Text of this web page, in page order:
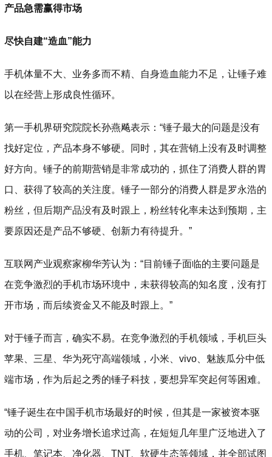
产品急需赢得市场
尽快自建“造血”能力
手机体量不大、业务多而不精、自身造血能力不足，让锤子难
以在经营上形成良性循环。
第一手机界研究院院长孙燕飚表示：“锤子最大的问题是没有
找好定位，产品本身不够硬。同时，其在营销上没有及时调整
好方向。锤子的前期营销是非常成功的，抓住了消费人群的胃
口、获得了较高的关注度。锤子一部分的消费人群是罗永浩的
粉丝，但后期产品没有及时跟上，粉丝转化率未达到预期，主
要原因还是产品不够硬、创新力有待提升。”
互联网产业观察家柳华芳认为：“目前锤子面临的主要问题是
在竞争激烈的手机市场环境中，未获得较高的知名度，没有打
开市场，而后续资金又不能及时跟上。”
对于锤子而言，确实不易。在竞争激烈的手机领域，手机巨头
苹果、三星、华为死守高端领域，小米、vivo、魅族瓜分中低
端市场，作为后起之秀的锤子科技，要想异军突起何等困难。
“锤子诞生在中国手机市场最好的时候，但其是一家被资本驱
动的公司，对业务增长追求过高，在短短几年里广泛地进入了
手机、笔记本、净化器、TNT、软硬生态等领域，并全部试图